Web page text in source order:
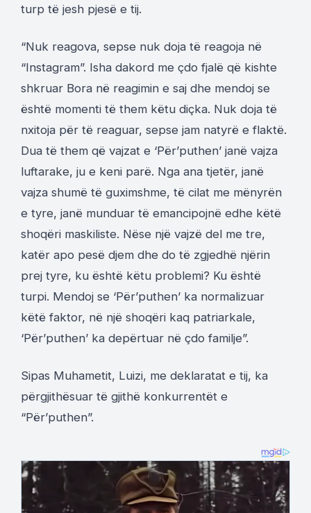
turp të jesh pjesë e tij.
“Nuk reagova, sepse nuk doja të reagoja në
“Instagram”. Isha dakord me çdo fjalë që kishte
shkruar Bora në reagimin e saj dhe mendoj se
është momenti të them këtu diçka. Nuk doja të
nxitoja për të reaguar, sepse jam natyrë e flaktë.
Dua të them që vajzat e ‘Për’puthen’ janë vajza
luftarake, ju e keni parë. Nga ana tjetër, janë
vajza shumë të guximshme, të cilat me mënyrën
e tyre, janë munduar të emancipojnë edhe këtë
shoqëri maskiliste. Nëse një vajzë del me tre,
katër apo pesë djem dhe do të zgjedhë njërin
prej tyre, ku është këtu problemi? Ku është
turpi. Mendoj se ‘Për’puthen’ ka normalizuar
këtë faktor, në një shoqëri kaq patriarkale,
‘Për’puthen’ ka depërtuar në çdo familje”.
Sipas Muhametit, Luizi, me deklaratat e tij, ka
përgjithësuar të gjithë konkurrentët e
“Për’puthen”.